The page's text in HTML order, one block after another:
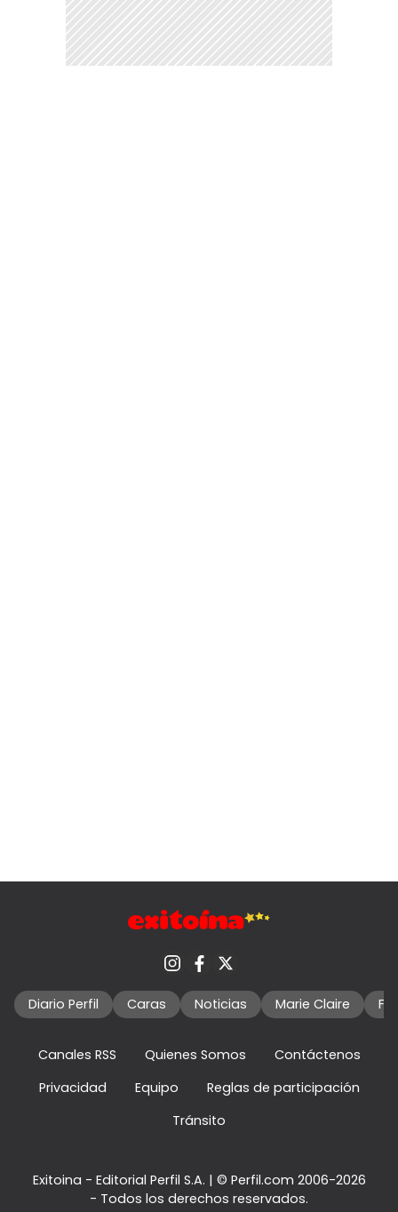
Diario Perfil Caras Noticias Marie Claire
Canales RSS Quienes Somos
Contáctenos
Privacidad
Equipo
Reglas de participación
Tránsito
Exitoina - Editorial Perfil S.A. | © Perfil.com 2006-2026
- Todos los derechos reservados.